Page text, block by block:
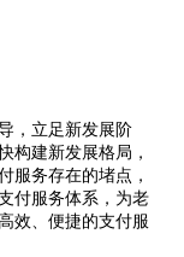
，立足新发展阶
构建新发展格局，
服务存在的堵点，
付服务体系，为老
效、便捷的支付服